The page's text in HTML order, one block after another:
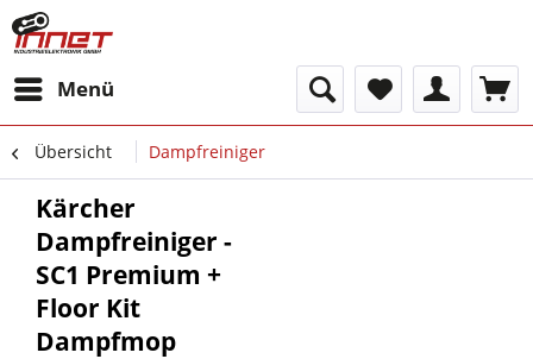
Menü
Übersicht Dampfreiniger
Kärcher
Dampfreiniger -
SC1 Premium +
Floor Kit
Dampfmop